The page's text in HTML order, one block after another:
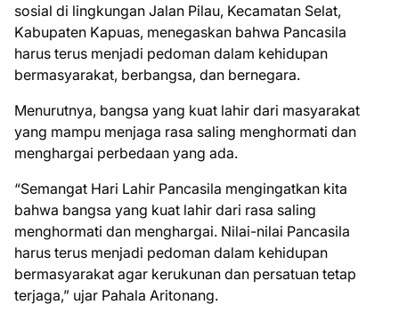
sosial di lingkungan Jalan Pilau, Kecamatan Selat,
Kabupaten Kapuas, menegaskan bahwa Pancasila
harus terus menjadi pedoman dalam kehidupan
bermasyarakat, berbangsa, dan bernegara.
Menurutnya, bangsa yang kuat lahir dari masyarakat
yang mampu menjaga rasa saling menghormati dan
menghargai perbedaan yang ada.
“Semangat Hari Lahir Pancasila mengingatkan kita
bahwa bangsa yang kuat lahir dari rasa saling
menghormati dan menghargai. Nilai-nilai Pancasila
harus terus menjadi pedoman dalam kehidupan
bermasyarakat agar kerukunan dan persatuan tetap
terjaga,” ujar Pahala Aritonang.